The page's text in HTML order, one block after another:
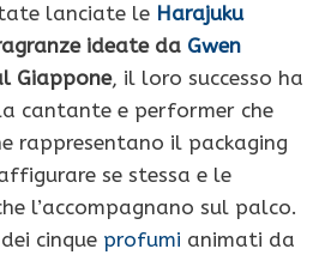
lanciate le Harajuku
ideate da Gwen
Giappone, il loro successo ha
cantante e performer che
rappresentano il packaging
se stessa e le
l’accompagnano sul palco.
cinque profumi animati da